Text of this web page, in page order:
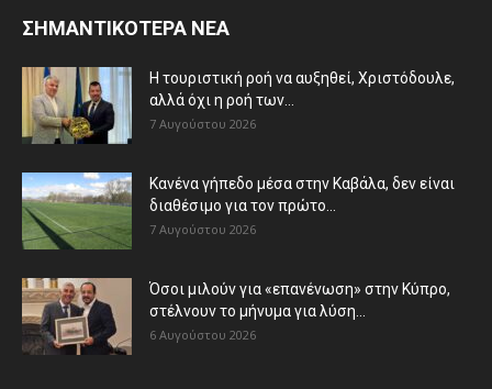
ΣΗΜΑΝΤΙΚΟΤΕΡΑ ΝΕΑ
Η τουριστική ροή να αυξηθεί, Χριστόδουλε,
αλλά όχι η ροή των...
7 Αυγούστου 2026
Κανένα γήπεδο μέσα στην Καβάλα, δεν είναι
διαθέσιμο για τον πρώτο...
7 Αυγούστου 2026
Όσοι μιλούν για «επανένωση» στην Κύπρο,
στέλνουν το μήνυμα για λύση...
6 Αυγούστου 2026